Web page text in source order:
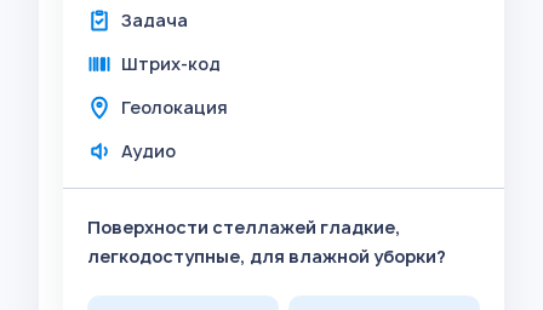
Задача
Штрих-код
Геолокация
Аудио
Поверхности стеллажей гладкие,
легкодоступные, для влажной уборки?